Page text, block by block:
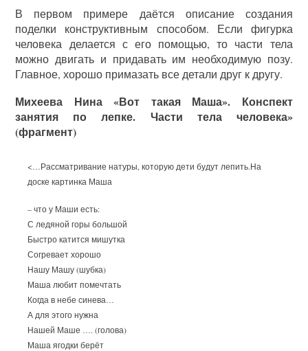
В первом примере даётся описание создания
поделки конструктивным способом. Если фигурка
человека делается с его помощью, то части тела
можно двигать и придавать им необходимую позу.
Главное, хорошо примазать все детали друг к другу.
Михеева Нина «Вот такая Маша». Конспект
занятия по лепке. Части тела человека»
(фрагмент)
<…Рассматривание натуры, которую дети будут лепить.На
доске картинка Маша
– что у Маши есть:
С ледяной горы большой
Быстро катится мишутка
Согревает хорошо
Нашу Машу (шубка)
Маша любит помечтать
Когда в небе синева…
А для этого нужна
Нашей Маше …. (голова)
Маша ягодки берёт